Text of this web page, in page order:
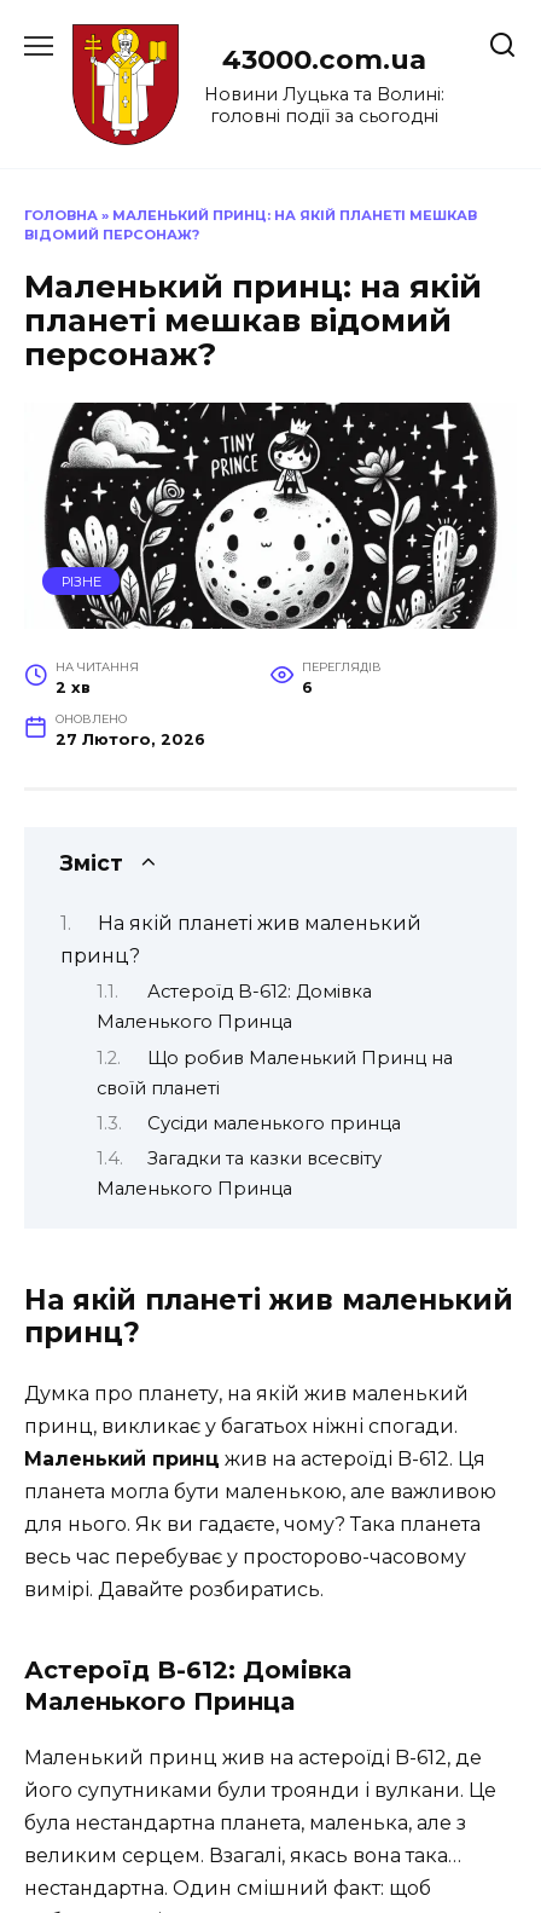
до
43000.com.ua
Новини Луцька та Волині:
головні події за сьогодні
ГОЛОВНА » МАЛЕНЬКИЙ ПРИНЦ: НА ЯКІЙ ПЛАНЕТІ МЕШКАВ
ВІДОМИЙ ПЕРСОНАЖ?
Маленький принц: на якій
планеті мешкав відомий
персонаж?
РІЗНЕ
НА ЧИТАННЯ
2 хв
ПЕРЕГЛЯДІВ
6
ОНОВЛЕНО
27 Лютого, 2026
Зміст
На якій планеті жив маленький
принц?
Астероїд B-612: Домівка
Маленького Принца
Що робив Маленький Принц на
своїй планеті
Сусіди маленького принца
Загадки та казки всесвіту
Маленького Принца
На якій планеті жив маленький
принц?
Думка про планету, на якій жив маленький
принц, викликає у багатьох ніжні спогади.
Маленький принц жив на астероїді B-612. Ця
планета могла бути маленькою, але важливою
для нього. Як ви гадаєте, чому? Така планета
весь час перебуває у просторово-часовому
вимірі. Давайте розбиратись.
Астероїд B-612: Домівка
Маленького Принца
Маленький принц жив на астероїді B-612, де
його супутниками були троянди і вулкани. Це
була нестандартна планета, маленька, але з
великим серцем. Взагалі, якась вона така…
нестандартна. Один смішний факт: щоб